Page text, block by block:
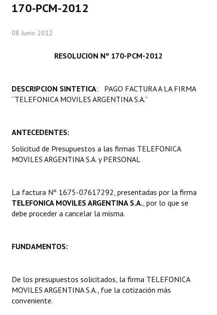
Comisiones Permanentes
Comisiones Especiales
Concejales Mandato Cumplido
LEGISLACIÓN
Constitución Provincial
Carta Orgánica 2007
Digesto
Organigrama
Proyectos Presentados
Dictámenes Asesoría Letrada
170-PCM-2012
08 Junio 2012
RESOLUCION Nº 170-PCM-2012
DESCRIPCION SINTETICA: PAGO FACTURA A LA FIRMA
“TELEFONICA MOVILES ARGENTINA S.A.”
ANTECEDENTES:
Solicitud de Presupuestos a las firmas TELEFONICA
MOVILES ARGENTINA S.A. y PERSONAL
La factura Nº 1675-07617292, presentadas por la firma
TELEFONICA MOVILES ARGENTINA S.A., por lo que se
debe proceder a cancelar la misma.
FUNDAMENTOS:
De los presupuestos solicitados, la firma TELEFONICA
MOVILES ARGENTINA S.A., fue la cotización más
conveniente.